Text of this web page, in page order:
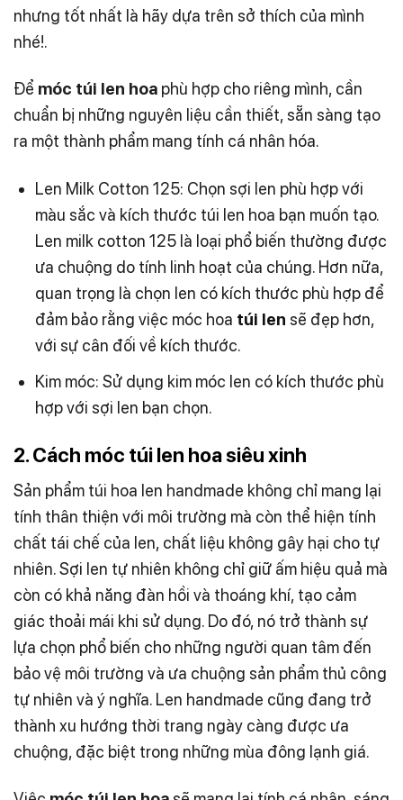
nhưng tốt nhất là hãy dựa trên sở thích của mình
nhé!.
Để móc túi len hoa phù hợp cho riêng mình, cần
chuẩn bị những nguyên liệu cần thiết, sẵn sàng tạo
ra một thành phẩm mang tính cá nhân hóa.
Len Milk Cotton 125: Chọn sợi len phù hợp với
màu sắc và kích thước túi len hoa bạn muốn tạo.
Len milk cotton 125 là loại phổ biến thường được
ưa chuộng do tính linh hoạt của chúng. Hơn nữa,
quan trọng là chọn len có kích thước phù hợp để
đảm bảo rằng việc móc hoa túi len sẽ đẹp hơn,
với sự cân đối về kích thước.
Kim móc: Sử dụng kim móc len có kích thước phù
hợp với sợi len bạn chọn.
2. Cách móc túi len hoa siêu xinh
Sản phẩm túi hoa len handmade không chỉ mang lại
tính thân thiện với môi trường mà còn thể hiện tính
chất tái chế của len, chất liệu không gây hại cho tự
nhiên. Sợi len tự nhiên không chỉ giữ ấm hiệu quả mà
còn có khả năng đàn hồi và thoáng khí, tạo cảm
giác thoải mái khi sử dụng. Do đó, nó trở thành sự
lựa chọn phổ biến cho những người quan tâm đến
bảo vệ môi trường và ưa chuộng sản phẩm thủ công
tự nhiên và ý nghĩa. Len handmade cũng đang trở
thành xu hướng thời trang ngày càng được ưa
chuộng, đặc biệt trong những mùa đông lạnh giá.